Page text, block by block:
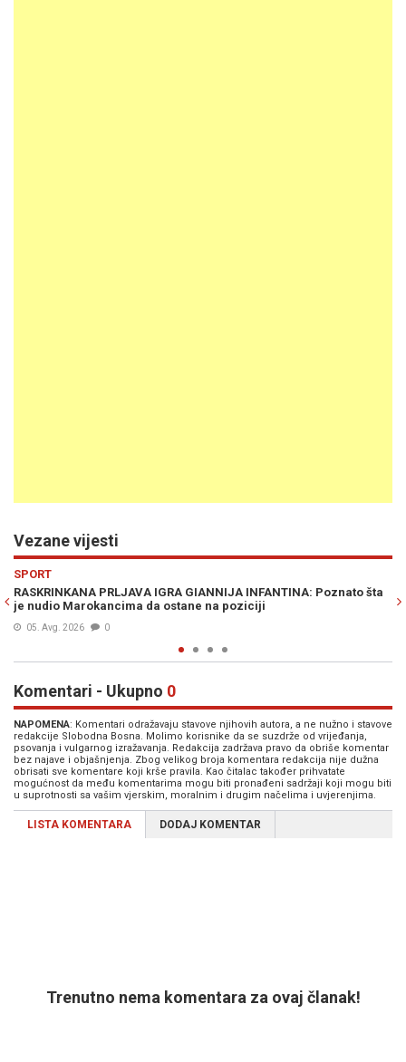
Vezane vijesti
Poznato šta
KRAH PROJEKTA KOJI JE RAZBJESNIO JAVNOST:
težak poraz i povukao ručnu
Komentari - Ukupno 0
NAPOMENA: Komentari odražavaju stavove njihovih autora, a ne nužno i stavove
redakcije Slobodna Bosna. Molimo korisnike da se suzdrže od vrijeđanja,
psovanja i vulgarnog izražavanja. Redakcija zadržava pravo da obriše komentar
bez najave i objašnjenja. Zbog velikog broja komentara redakcija nije dužna
obrisati sve komentare koji krše pravila. Kao čitalac također prihvatate
mogućnost da među komentarima mogu biti pronađeni sadržaji koji mogu biti
u suprotnosti sa vašim vjerskim, moralnim i drugim načelima i uvjerenjima.
LISTA KOMENTARA DODAJ KOMENTAR
Trenutno nema komentara za ovaj članak!